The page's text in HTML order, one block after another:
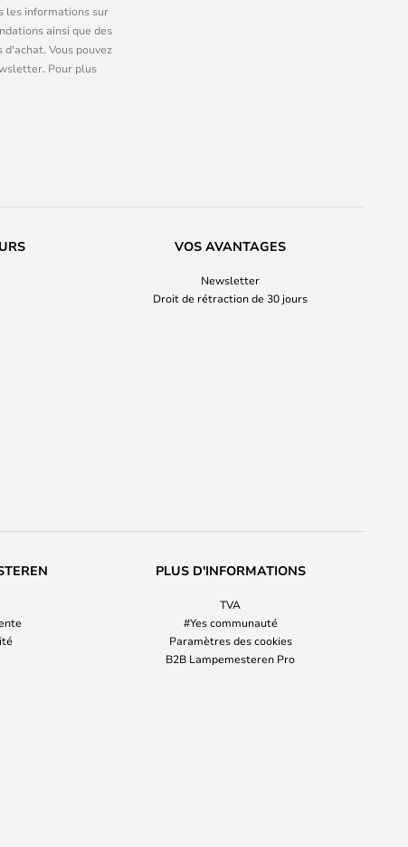
les informations sur
ainsi que des
Vous pouvez
Pour plus
VOS AVANTAGES
Newsletter
Droit de rétraction de 30 jours
PLUS D'INFORMATIONS
TVA
#Yes communauté
Paramètres des cookies
B2B Lampemesteren Pro